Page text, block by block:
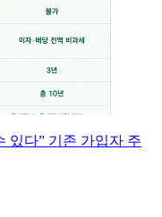
있다” 기존 가입자 주